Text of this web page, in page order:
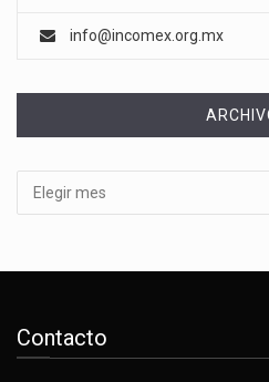
info@incomex.org.mx
Contacto